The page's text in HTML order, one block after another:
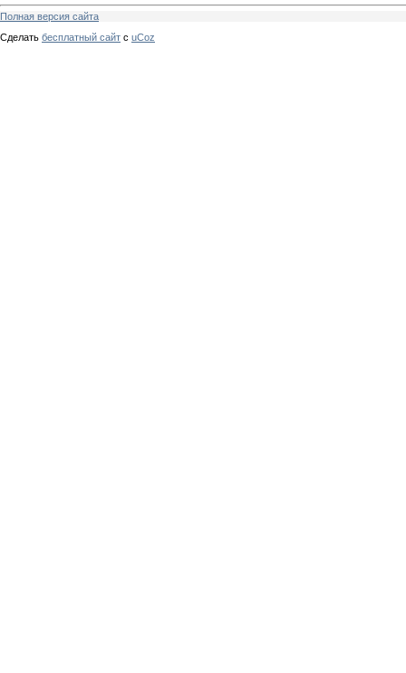
Полная версия сайта
Сделать бесплатный сайт с uCoz